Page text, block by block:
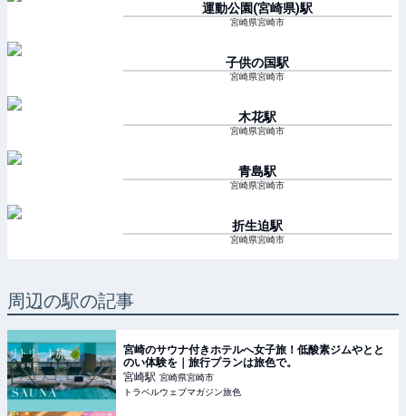
運動公園(宮崎県)駅
宮崎県宮崎市
子供の国駅
宮崎県宮崎市
木花駅
宮崎県宮崎市
青島駅
宮崎県宮崎市
折生迫駅
宮崎県宮崎市
周辺の駅の記事
宮崎のサウナ付きホテルへ女子旅！低酸素ジムやとと
のい体験を｜旅行プランは旅色で。
宮崎駅 宮崎県宮崎市
トラベルウェブマガジン旅色